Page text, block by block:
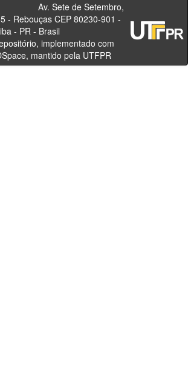
Sete de Setembro,
- Rebouças CEP 80230-901 -
- PR - Brasil
implementado com
mantido pela UTFPR